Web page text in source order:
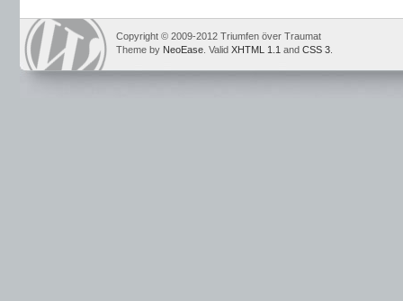
Copyright © 2009-2012 Triumfen över Traumat
Theme by NeoEase . Valid XHTML 1.1 and CSS 3